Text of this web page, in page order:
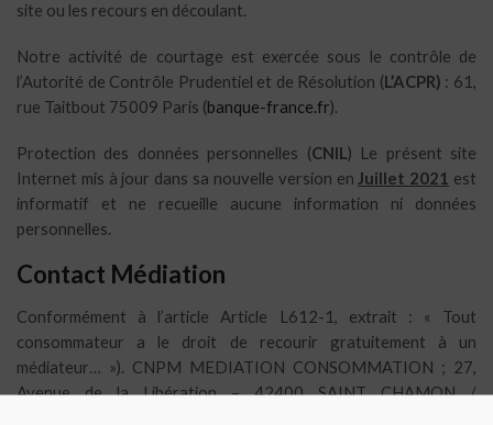
site ou les recours en découlant.
Notre activité de courtage est exercée sous le contrôle de
l’Autorité de Contrôle Prudentiel et de Résolution (L’ACPR) : 61,
rue Taitbout 75009 Paris (banque-france.fr).
Protection des données personnelles (CNIL ) Le présent site
Internet mis à jour dans sa nouvelle version en Juillet 2021 est
informatif et ne recueille aucune information ni données
personnelles.
Contact Médiation
Conformément à l’article Article L612-1, extrait : « Tout
consommateur a le droit de recourir gratuitement à un
médiateur… »). CNPM MEDIATION CONSOMMATION ; 27,
Avenue de la Libération – 42400 SAINT CHAMON /